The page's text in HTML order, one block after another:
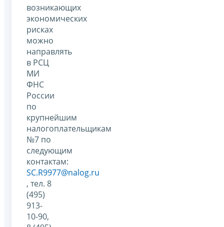
возникающих
экономических
рисках
можно
направлять
в РСЦ
МИ
ФНС
России
по
крупнейшим
налогоплательщикам
№7 по
следующим
контактам:
SC.R9977@nalog.ru
, тел. 8
(495)
913-
10-90,